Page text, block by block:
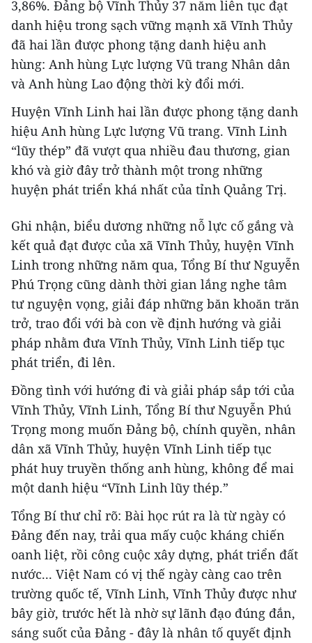
3,86%. Đảng bộ Vĩnh Thủy 37 năm liên tục đạt
danh hiệu trong sạch vững mạnh xã Vĩnh Thủy
đã hai lần được phong tặng danh hiệu anh
hùng: Anh hùng Lực lượng Vũ trang Nhân dân
và Anh hùng Lao động thời kỳ đổi mới.
Huyện Vĩnh Linh hai lần được phong tặng danh
hiệu Anh hùng Lực lượng Vũ trang. Vĩnh Linh
“lũy thép” đã vượt qua nhiều đau thương, gian
khó và giờ đây trở thành một trong những
huyện phát triển khá nhất của tỉnh Quảng Trị.
Ghi nhận, biểu dương những nỗ lực cố gắng và
kết quả đạt được của xã Vĩnh Thủy, huyện Vĩnh
Linh trong những năm qua, Tổng Bí thư Nguyễn
Phú Trọng cũng dành thời gian lắng nghe tâm
tư nguyện vọng, giải đáp những băn khoăn trăn
trở, trao đổi với bà con về định hướng và giải
pháp nhằm đưa Vĩnh Thủy, Vĩnh Linh tiếp tục
phát triển, đi lên.
Đồng tình với hướng đi và giải pháp sắp tới của
Vĩnh Thủy, Vĩnh Linh, Tổng Bí thư Nguyễn Phú
Trọng mong muốn Đảng bộ, chính quyền, nhân
dân xã Vĩnh Thủy, huyện Vĩnh Linh tiếp tục
phát huy truyền thống anh hùng, không để mai
một danh hiệu “Vĩnh Linh lũy thép.”
Tổng Bí thư chỉ rõ: Bài học rút ra là từ ngày có
Đảng đến nay, trải qua mấy cuộc kháng chiến
oanh liệt, rồi công cuộc xây dựng, phát triển đất
nước... Việt Nam có vị thế ngày càng cao trên
trường quốc tế, Vĩnh Linh, Vĩnh Thủy được như
bây giờ, trước hết là nhờ sự lãnh đạo đúng đắn,
sáng suốt của Đảng - đây là nhân tố quyết định